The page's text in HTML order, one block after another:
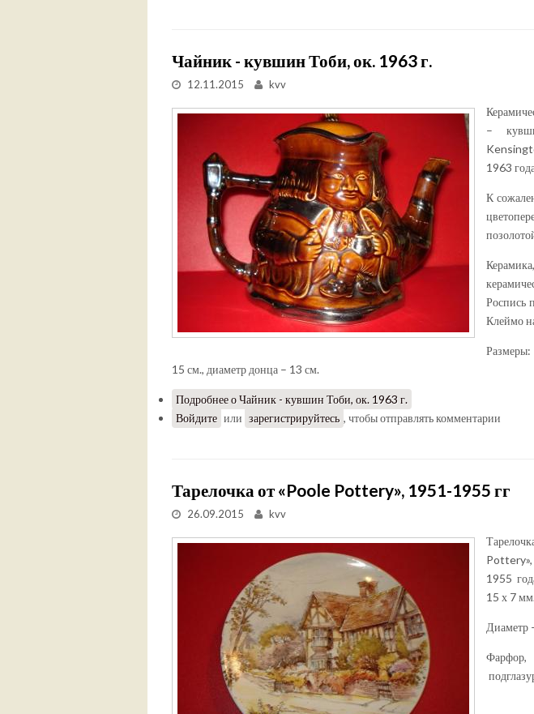
Чайник - кувшин Тоби, ок. 1963 г.
12.11.2015 kvv
–
1963
К
Роспись
Клеймо
15 см., диаметр донца – 13 см.
Подробнеео Чайник - кувшин Тоби, ок. 1963 г.
Войдите или зарегистрируйтесь , чтобы отправлять комментарии
Тарелочка от «Poole Pottery», 1951-1955 гг
26.09.2015 kvv
1955
15 х 7
Диаметр
Фарфор,